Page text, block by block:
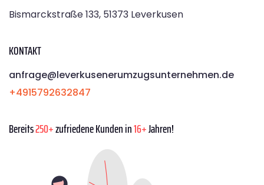
Bismarckstraße 133, 51373 Leverkusen
KONTAKT
anfrage@leverkusenerumzugsunternehmen.de
+4915792632847
Bereits250+zufriedene Kunden in16+Jahren!